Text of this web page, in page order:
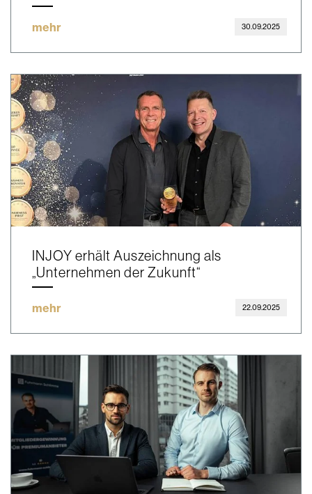
mehr 30.09.2025
INJOY erhält Auszeichnung als
„Unternehmen der Zukunft“
mehr 22.09.2025